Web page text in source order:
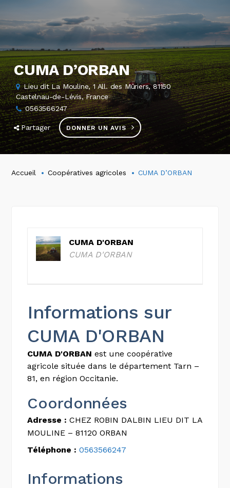
CUMA D’ORBAN
Lieu dit La Mouline, 1 All. des Mûriers, 81150
Castelnau-de-Lévis, France
0563566247
Partager DONNER UN AVIS
Accueil Coopératives agricoles CUMA D’ORBAN
CUMA D'ORBAN
CUMA D'ORBAN
Informations sur
CUMA D'ORBAN
CUMA D'ORBAN est une coopérative
agricole située dans le département Tarn –
81, en région Occitanie.
Coordonnées
Adresse : CHEZ ROBIN DALBIN LIEU DIT LA
MOULINE – 81120 ORBAN
Téléphone : 0563566247
Informations